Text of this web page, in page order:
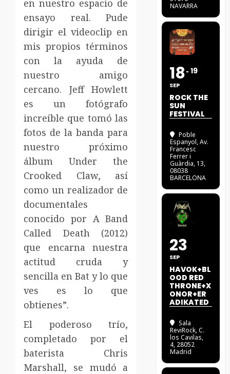
en nuestro espacio de
ensayo real. Pude
dirigir el videoclip en
mis propios términos
con la ayuda de
nuestro amigo
cercano. Jeff Howlett
es un fotógrafo
increíble que tomó las
fotos de la banda para
nuestro próximo
álbum Under the
Crooked Claw, así
como un realizador de
documentales
conocido por A Band
Called Death (2012)
que encarna nuestra
actitud cruda y
sencilla en Bat y lo que
ves es lo que
obtienes”.
El poderoso trío,
completado por el
baterista Chris
Marshall, se mudó a
NAVARRA
18
SEP
19
ROCK THE
SUN
FESTIVAL
Poble
Espanyol, Av.
Francesc
Ferrer i
Guàrdia, 13,
08038
BARCELONA
23
SEP
HAVOK+BL
OOD RED
THRONE+X
ONOR+ER
ADIKATED
Sala
ReviRock, C.
los Cavilas,
4, 28052
Madrid